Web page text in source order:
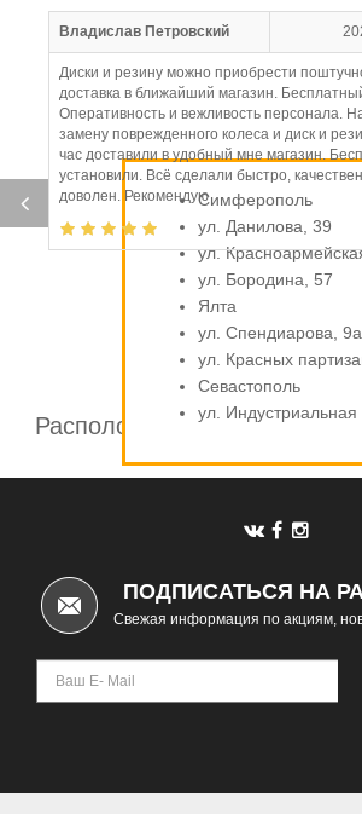
Владислав Петровский
Диски и резину можно приобрести
доставка в ближайший магазин.
Оперативность и вежливость персонала.
замену поврежденного колеса и диск и
час доставили в удобный мне магазин.
установили. Всё сделали быстро,
доволен. Рекомендую
Расположение шинных
Симферополь
ул. Данилова, 39
ул.
ул. Бородина, 57
Ялта
ул. Спендиарова, 9а
ул. Красных
Севастополь
ул.
ПОДПИСАТЬСЯ НА
Свежая информация по акциям,